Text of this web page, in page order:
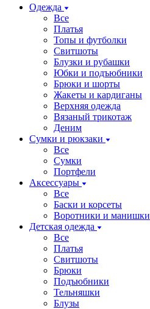
Одежда
Все
Платья
Топы и футболки
Свитшоты
Блузки и рубашки
Юбки и подъюбники
Брюки и шорты
Жакеты и кардиганы
Верхняя одежда
Вязаный трикотаж
Деним
Сумки и рюкзаки
Все
Сумки
Портфели
Аксессуары
Все
Баски и корсеты
Воротники и манишки
Детская одежда
Все
Платья
Свитшоты
Брюки
Подъюбники
Тельняшки
Блузы